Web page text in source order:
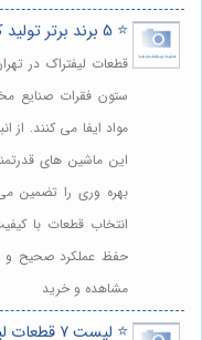
⭐️ 5 برند برتر تولید کننده قطعات لیفتراک در ایران 🏢
قطعات لیفتراک در
ستون فقرات صنایع
مواد ایفا می کنند. از
این ماشین های
بهره وری را تضمین
انتخاب قطعات با
حفظ عملکرد صحیح و
مشاهده و خرید
⭐️ لیست